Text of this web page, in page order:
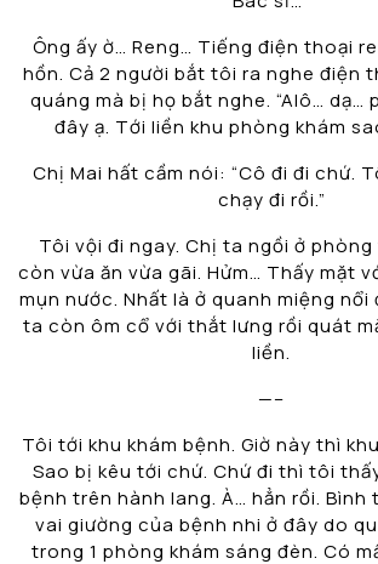
Ông ấy ờ… Reng… Tiếng điện thoại
hồn. Cả 2 người bắt tôi ra nghe điện
quáng mà bị họ bắt nghe. “Alô… dạ…
đây ạ. Tới liền khu phòng khám
Chị Mai hất cầm nói: “Cô đi đi chứ.
chạy đi rồi.”
Tôi vội đi ngay. Chị ta ngồi ở
còn vừa ăn vừa gãi. Hửm… Thấy mặt
mụn nước. Nhất là ở quanh miệng nổi
ta còn ôm cổ với thắt lưng rồi quát
liền.
—–
Tôi tới khu khám bệnh. Giờ này thì
Sao bị kêu tới chứ. Chứ đi thì tôi
bệnh trên hành lang. À… hẳn rồi. Bình
vai giường của bệnh nhi ở đây do
trong 1 phòng khám sáng đèn. Có